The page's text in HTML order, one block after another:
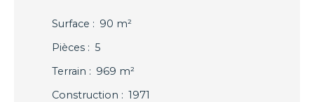
Surface : 90 m²
Pièces : 5
Terrain : 969 m²
Construction : 1971